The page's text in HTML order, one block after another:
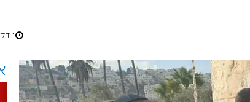
1 דקות